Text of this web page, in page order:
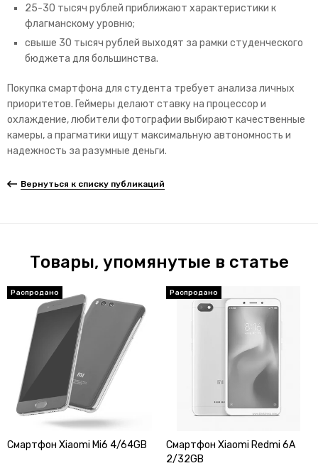
25-30 тысяч рублей приближают характеристики к
флагманскому уровню;
свыше 30 тысяч рублей выходят за рамки студенческого
бюджета для большинства.
Покупка смартфона для студента требует анализа личных
приоритетов. Геймеры делают ставку на процессор и
охлаждение, любители фотографии выбирают качественные
камеры, а прагматики ищут максимальную автономность и
надежность за разумные деньги.
Вернуться к списку публикаций
Товары, упомянутые в статье
Смартфон Xiaomi Mi6 4/64GB
Смартфон Xiaomi Redmi 6A
2/32GB